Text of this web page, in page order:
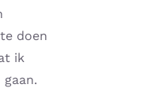
doen
ik